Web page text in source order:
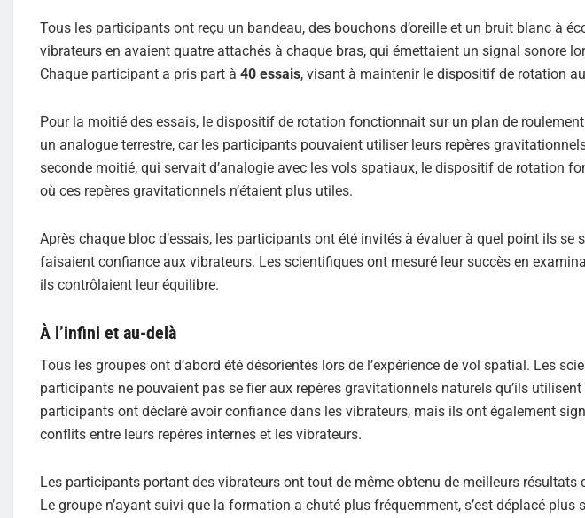
Tous les participants ont reçu un bandeau, des bouchons d’oreille et un bruit blanc à
vibrateurs en avaient quatre attachés à chaque bras, qui émettaient un signal sonore
Chaque participant a pris part à 40 essais, visant à maintenir le dispositif de rotation
Pour la moitié des essais, le dispositif de rotation fonctionnait sur un plan de
un analogue terrestre, car les participants pouvaient utiliser leurs repères
seconde moitié, qui servait d’analogie avec les vols spatiaux, le dispositif de rotation
où ces repères gravitationnels n’étaient plus utiles.
Après chaque bloc d’essais, les participants ont été invités à évaluer à quel point ils
faisaient confiance aux vibrateurs. Les scientifiques ont mesuré leur succès en
ils contrôlaient leur équilibre.
À l’infini et au-delà
Tous les groupes ont d’abord été désorientés lors de l’expérience de vol spatial. Les
participants ne pouvaient pas se fier aux repères gravitationnels naturels qu’ils
participants ont déclaré avoir confiance dans les vibrateurs, mais ils ont également
conflits entre leurs repères internes et les vibrateurs.
Les participants portant des vibrateurs ont tout de même obtenu de meilleurs résultats
Le groupe n’ayant suivi que la formation a chuté plus fréquemment, s’est déplacé plus